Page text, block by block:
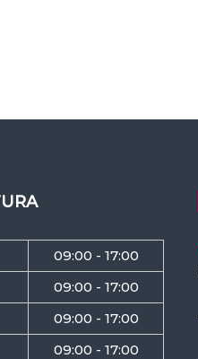
09:00 - 17:00
09:00 - 17:00
09:00 - 17:00
09:00 - 17:00